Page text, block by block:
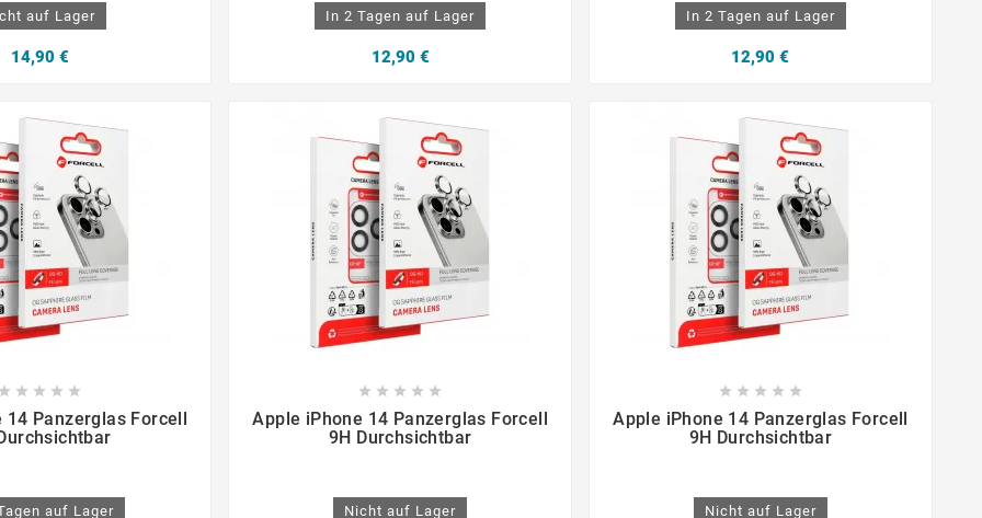
auf Lager
14,90 €
In 2 Tagen auf Lager
12,90 €
In 2 Tagen auf Lager
12,90 €
 
    
14 Panzerglas Forcell
auf Lager
 
    
Apple iPhone 14 Panzerglas Forcell
9H Durchsichtbar
Nicht auf Lager
 
    
Apple iPhone 14 Panzerglas Forcell
9H Durchsichtbar
Nicht auf Lager